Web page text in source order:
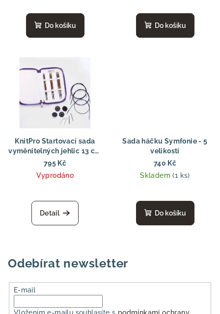
Do košíku Do košíku
KnitPro Startovací sada
vyměnitelných jehlic 13 cm
Symfonie 4.00 - 6.00 mm
795 Kč
Vyprodáno
Detail
Sada háčku Symfonie - 5
velikostí
740 Kč
Skladem(1 ks)
Do košíku
Odebírat newsletter
E-mail
Vložením e-mailu souhlasíte s podmínkami ochrany